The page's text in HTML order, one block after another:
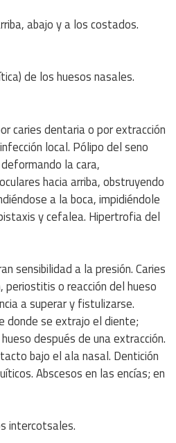
abajo y a los costados.
de los huesos nasales.
caries dentaria o por extracción
local. Pólipo del seno
la cara,
hacia arriba, obstruyendo
a la boca, impidiéndole
y cefalea. Hipertrofia del
sensibilidad a la presión. Caries
periostitis o reacción del hueso
a superar y fistulizarse.
donde se extrajo el diente;
después de una extracción.
bajo el ala nasal. Dentición
Abscesos en las encías; en
intercotsales.